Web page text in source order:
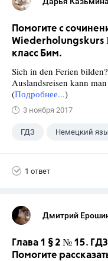
Помогите с
Wiederholungskurs
класс Бим.
Sich in den Ferien
Auslandsreisen kann
(Подробнее...)
3 ноября 2017
ГДЗ Немецкий
1 ответ
Дмитрий
Глава 1 § 2 № 15.
Помогите